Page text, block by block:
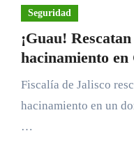
Seguridad
¡Guau!
hacinamiento
Fiscalía de Jalisco rescató 17 perritos que estaban en
hacinamiento en un
…